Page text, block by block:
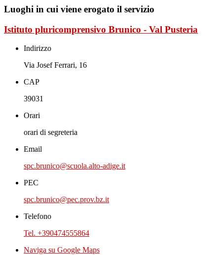
Luoghi in cui viene erogato il servizio
Istituto pluricomprensivo Brunico - Val Pusteria
Indirizzo
Via Josef Ferrari, 16
CAP
39031
Orari
orari di segreteria
Email
spc.brunico@scuola.alto-adige.it
PEC
spc.brunico@pec.prov.bz.it
Telefono
Tel. +390474555864
Naviga su Google Maps